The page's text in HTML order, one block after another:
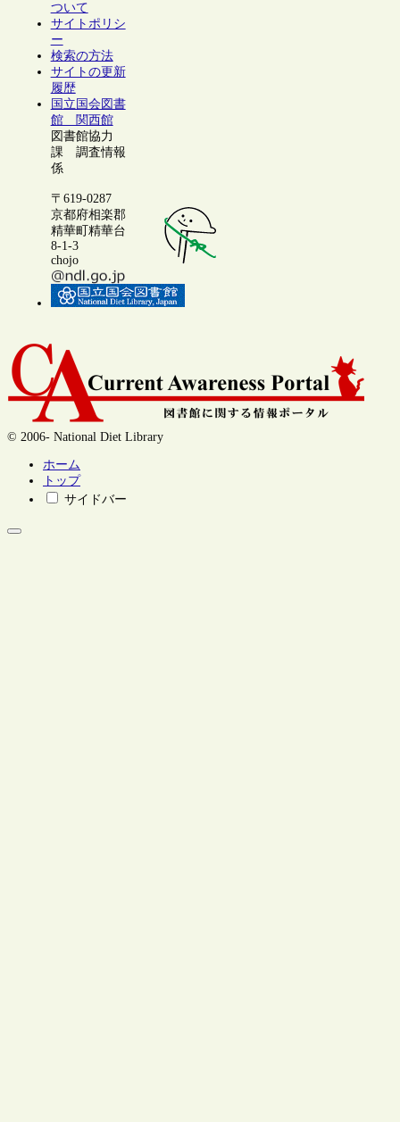
ついて
サイトポリシ
ー
検索の方法
サイトの更新
履歴
国立国会図書
館 関西館
図書館協力
課 調査情報
係
〒619-0287
京都府相楽郡
精華町精華台
8-1-3
chojo
© 2006- National Diet Library
ホーム
トップ
サイドバー